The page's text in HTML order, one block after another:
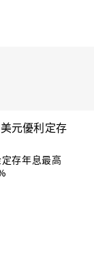
元優利定存
定存年息最高